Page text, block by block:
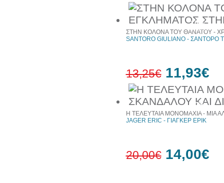
10%
έκπτωση
10%
έκπτωση
ΣΤΗΝ ΚΟΛΟΝΑ ΤΟΥ ΘΑΝΑΤΟΥ -
SANTORO GIULIANO - ΣΑΝΤΟΡΟ
13,25€ 11,93€
Η ΤΕΛΕΥΤΑΙΑ ΜΟΝΟΜΑΧΙΑ - ΜΙΑ
JAGER ERIC - ΓΙΑΓΚΕΡ ΕΡΙΚ
20,00€ 14,00€